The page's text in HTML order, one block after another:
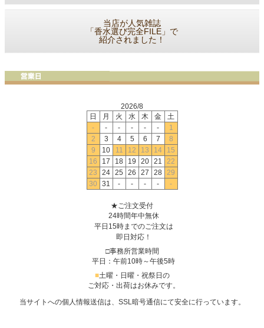
当店が人気雑誌
「香水選び完全FILE」で
紹介されました！
2026/8
日
月 火 水 木 金
土
-
- - - - -
1
2
3 4 5 6 7
8
9
10 11 12 13 14
15
16
17 18 19 20 21
22
23
24 25 26 27 28 29
30
31 - - - - -
★ご注文受付
24時間年中無休
平日15時までのご注文は
即日対応！
□事務所営業時間
平日：午前10時～午後5時
■土曜・日曜・祝祭日の
ご対応・出荷はお休みです。
当サイトへの個人情報送信は、SSL暗号通信にて安全に行っています。